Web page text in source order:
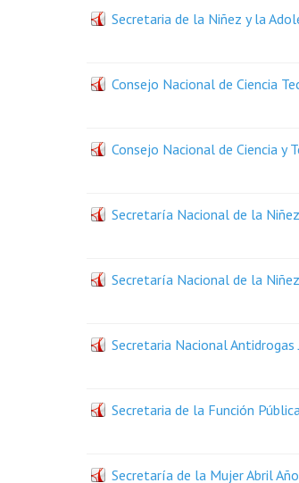
Secretaria de la Niñez y la
Consejo Nacional de Ciencia
Consejo Nacional de Ciencia y
Secretaría Nacional de la
Secretaría Nacional de la
Secretaria Nacional
Secretaria de la Función
Secretaría de la Mujer Abril